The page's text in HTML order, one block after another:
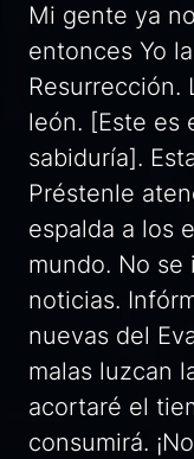
Mi gente ya
entonces Yo
Resurrección.
león. [Este es
sabiduría].
Préstenle
espalda a los
mundo. No se
noticias.
nuevas del
malas luzcan
acortaré el
consumirá.